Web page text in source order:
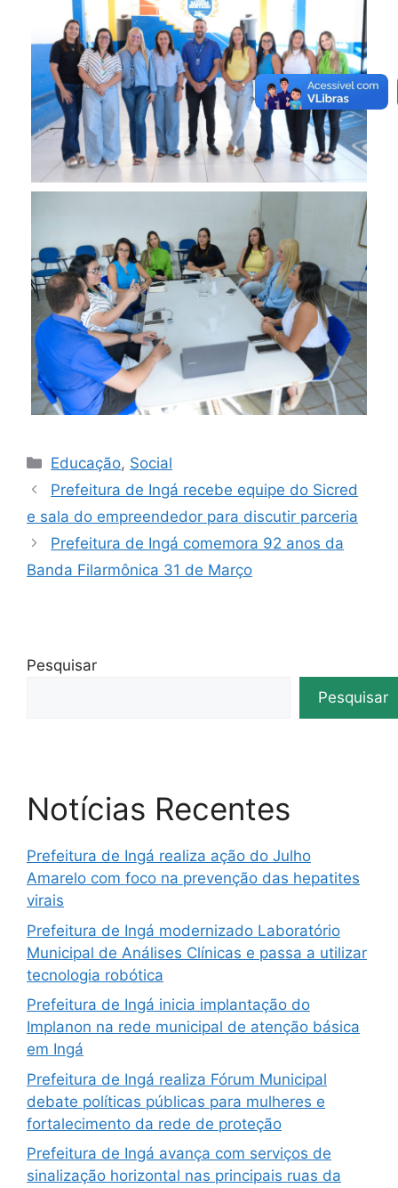
Educação, Social
Prefeitura de Ingá recebe equipe do Sicred
e sala do empreendedor para discutir parceria
Prefeitura de Ingá comemora 92 anos da
Banda Filarmônica 31 de Março
Pesquisar
Pesquisar
Notícias Recentes
Prefeitura de Ingá realiza ação do Julho
Amarelo com foco na prevenção das hepatites
virais
Prefeitura de Ingá modernizado Laboratório
Municipal de Análises Clínicas e passa a utilizar
tecnologia robótica
Prefeitura de Ingá inicia implantação do
Implanon na rede municipal de atenção básica
em Ingá
Prefeitura de Ingá realiza Fórum Municipal
debate políticas públicas para mulheres e
fortalecimento da rede de proteção
Prefeitura de Ingá avança com serviços de
sinalização horizontal nas principais ruas da